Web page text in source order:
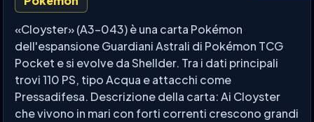
«Cloyster» (A3-043) è una carta Pokémon
dell'espansione Guardiani Astrali di Pokémon TCG
Pocket e si evolve da Shellder. Tra i dati principali
trovi 110 PS, tipo Acqua e attacchi come
Pressadifesa. Descrizione della carta: Ai Cloyster
che vivono in mari con forti correnti crescono grandi